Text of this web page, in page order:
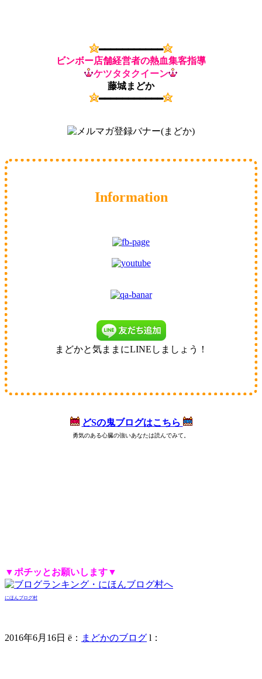
━━━━━━━━━━━
ビンボー店舗経営者の熱血集客指導
ケツタタクイーン
藤城まどか
━━━━━━━━━━━
Information
まどかと気ままにLINEしましょう！
どSの鬼ブログはこちら
勇気のある心臓の強いあなたは読んでみて。
▼ポチッとお願いします▼
にほんブログ村
2016年6月16日 ë ： まどかのブログ l ：